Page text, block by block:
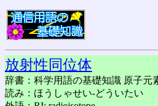
放射性同位体
辞書：科学用語の基礎知識 原子元
読み：ほうしゃせい-どういたい